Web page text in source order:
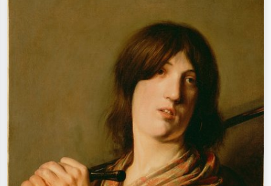
oljemaleri, stående akt ved et tre.